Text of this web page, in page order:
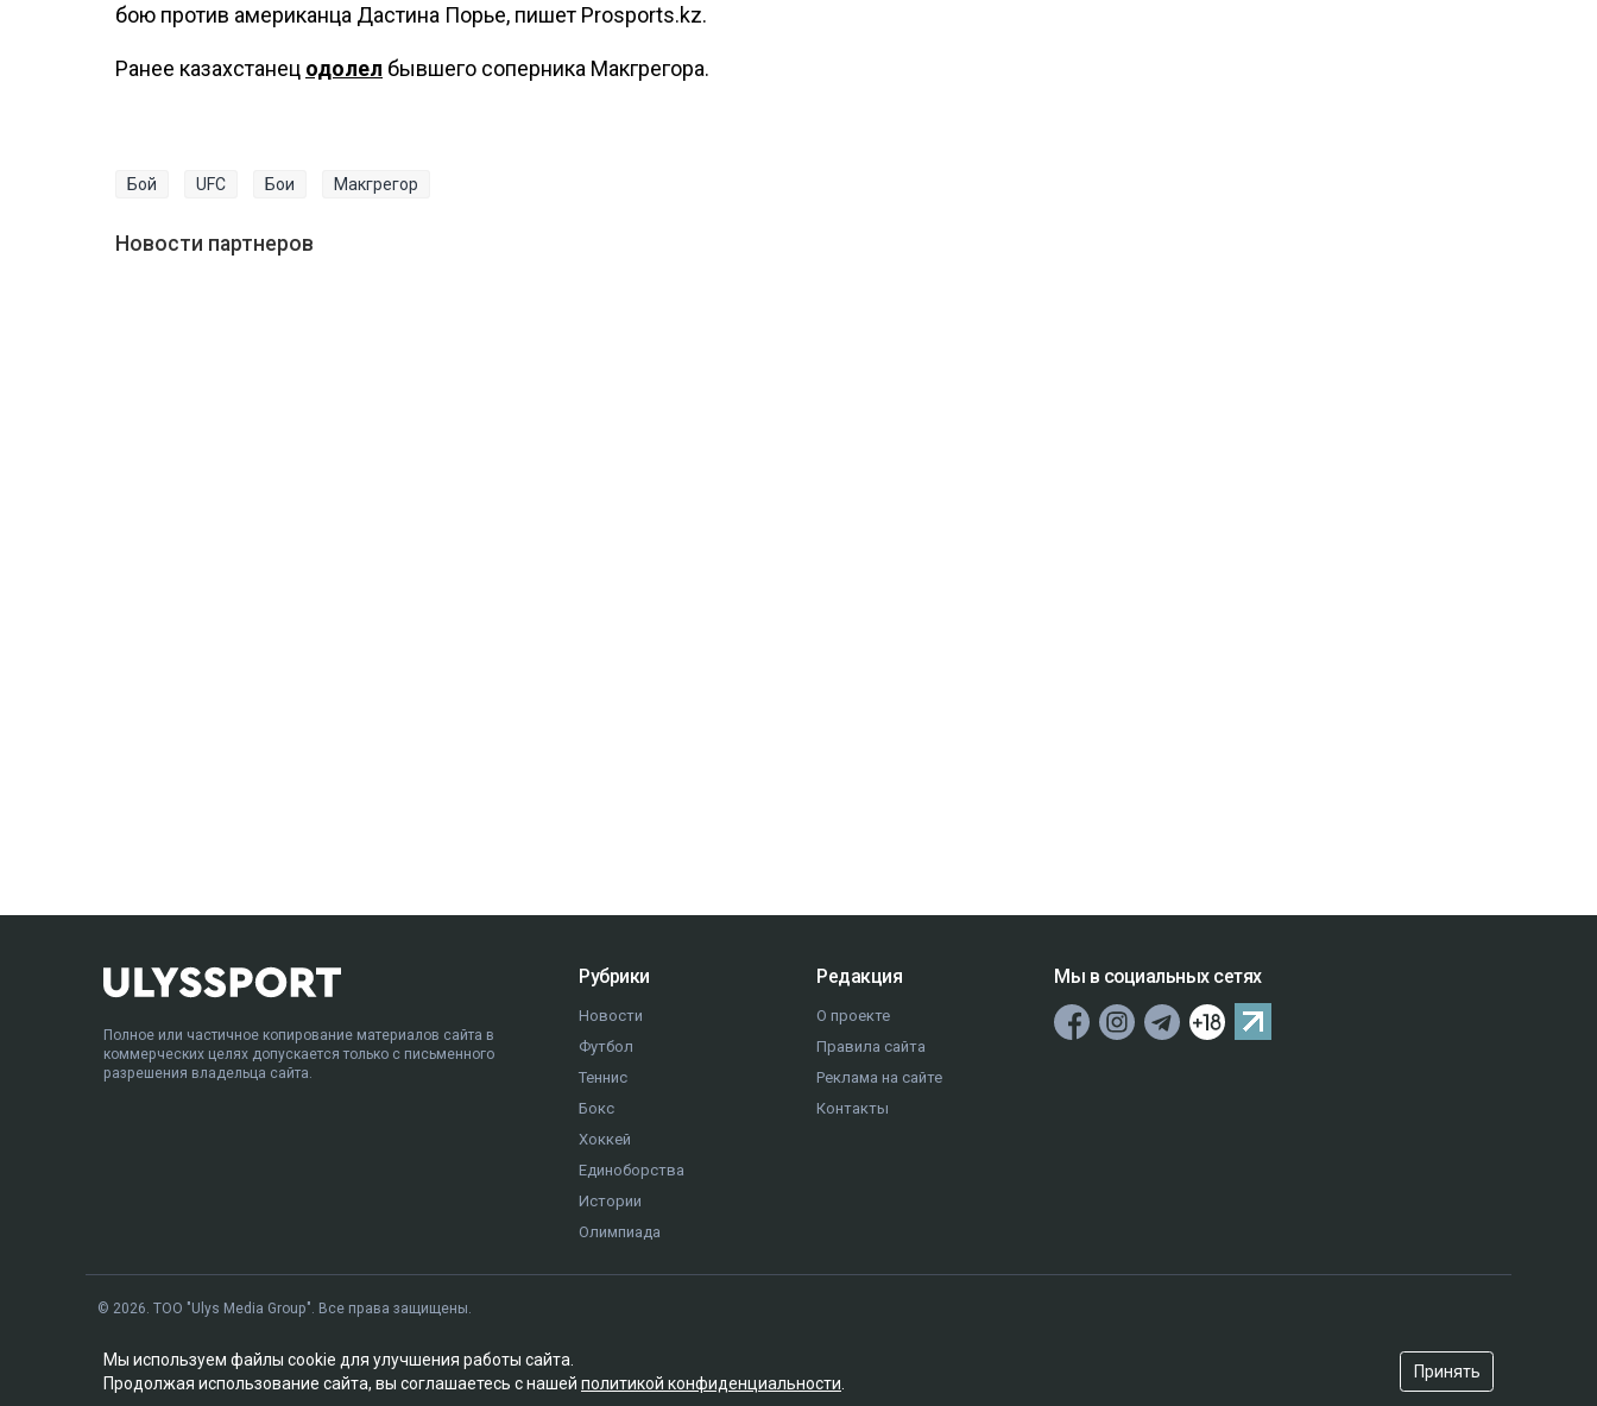
бою против американца Дастина Порье, пишет Prosports.kz.
Ранее казахстанец одолел бывшего соперника Макгрегора.
Бой UFC Бои Макгрегор
Новости партнеров
Полное или частичное копирование материалов сайта в
коммерческих целях допускается только с письменного
разрешения владельца сайта.
Рубрики
Новости
Футбол
Теннис
Бокс
Хоккей
Единоборства
Истории
Олимпиада
Редакция
О проекте
Правила сайта
Реклама на сайте
Контакты
Мы в социальных сетях
© 2026. ТОО "Ulys Media Group". Все права защищены.
Мы используем файлы cookie для улучшения работы сайта.
Продолжая использование сайта, вы соглашаетесь с нашей политикой конфиденциальности
Принять